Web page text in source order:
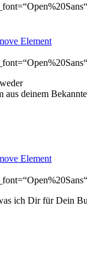
Element
aus deinem
Element
ich Dir für Dein